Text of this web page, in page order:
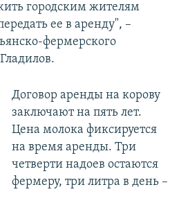
городским жителям
ее в аренду", –
фермерского
Договор аренды на корову
заключают на пять лет.
Цена молока фиксируется
на время аренды. Три
четверти надоев остаются
фермеру, три литра в день –